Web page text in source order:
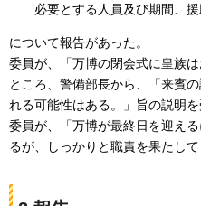
必要とする人員及び期間、
について報告があった。
委員が、「万博の閉会式に皇族
ところ、警備部長から、「来賓
れる可能性はある。」旨の説明を
委員が、「万博が最終日を迎え
るが、しっかりと職責を果たし